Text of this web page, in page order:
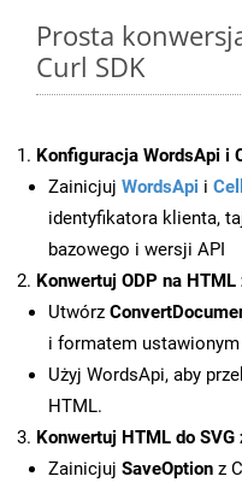
Prosta
Curl SDK
Konfiguracja WordsApi i
Zainicjuj WordsApi i
identyfikatora klienta,
bazowego i wersji API
Konwertuj ODP na
Utwórz
i formatem ustawionym
Użyj WordsApi, aby
HTML.
Konwertuj HTML do
Zainicjuj SaveOption z